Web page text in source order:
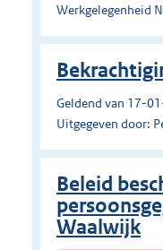
Werkgelegenheid
Geldend van 17-
Uitgegeven door:
Beleid
Waalwijk